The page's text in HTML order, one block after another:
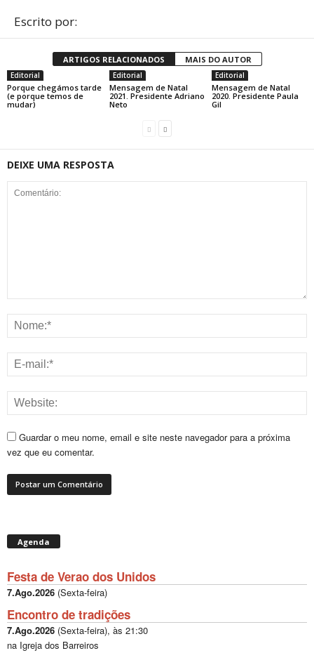
Escrito por:
ARTIGOS RELACIONADOS MAIS DO AUTOR
Editorial
Porque chegámos tarde
(e porque temos de
mudar)
Editorial
Mensagem de Natal
2021. Presidente Adriano
Neto
Editorial
Mensagem de Natal
2020. Presidente Paula
Gil
DEIXE UMA RESPOSTA
Guardar o meu nome, email e site neste navegador para a próxima
vez que eu comentar.
Agenda
Festa de Verao dos Unidos
7.Ago.2026 (Sexta-feira)
Encontro de tradições
7.Ago.2026 (Sexta-feira), às 21:30
na Igreja dos Barreiros